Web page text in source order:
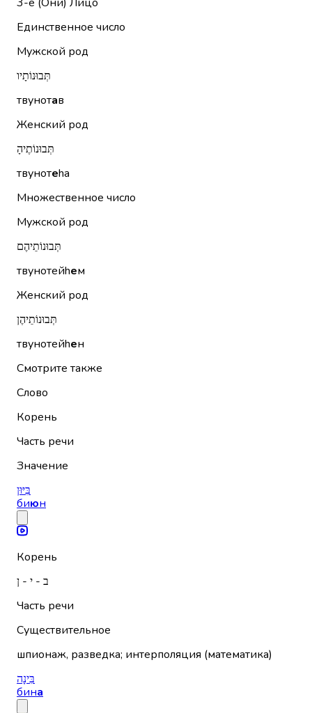
Единственное число
Мужской род
תְּבוּנוֹתָיו
твунотав
Женский род
תְּבוּנוֹתֶיהָ
твунотеhа
Множественное число
Мужской род
תְּבוּנוֹתֵיהֶם
твунотейhем
Женский род
תְּבוּנוֹתֵיהֶן
твунотейhен
Смотрите также
Слово
Корень
Часть речи
Значение
בִּיּוּן
биюн
Корень
ב - י - ן
Часть речи
Существительное
шпионаж, разведка; интерполяция (математика)
בִּינָה
бина